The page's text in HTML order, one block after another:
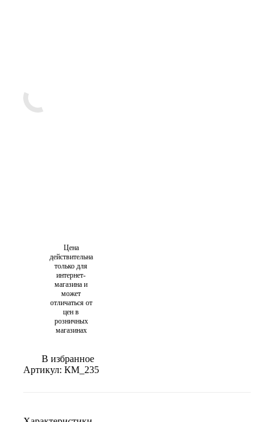
Цена
действительна
только для
интернет-
магазина и
может
отличаться от
цен в
розничных
магазинах
В избранное
Артикул: КМ_235